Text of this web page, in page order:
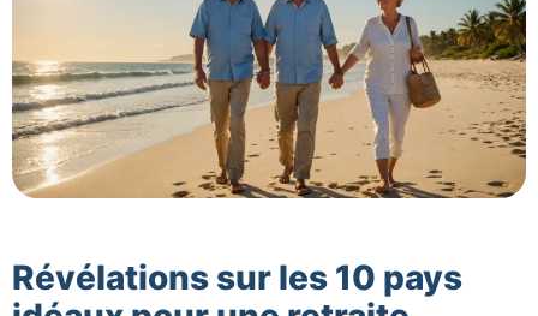
Révélations sur les 10 pays